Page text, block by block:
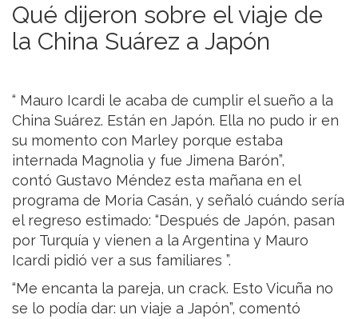
Qué dijeron sobre el viaje de
la China Suárez a Japón
“ Mauro Icardi le acaba de cumplir el sueño a la
China Suárez. Están en Japón. Ella no pudo ir en
su momento con Marley porque estaba
internada Magnolia y fue Jimena Barón”,
contó Gustavo Méndez esta mañana en el
programa de Moria Casán, y señaló cuándo sería
el regreso estimado: “Después de Japón, pasan
por Turquía y vienen a la Argentina y Mauro
Icardi pidió ver a sus familiares ”.
“Me encanta la pareja, un crack. Esto Vicuña no
se lo podía dar: un viaje a Japón”, comentó